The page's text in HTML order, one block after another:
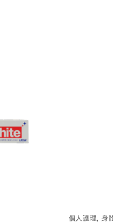
個人護理 身